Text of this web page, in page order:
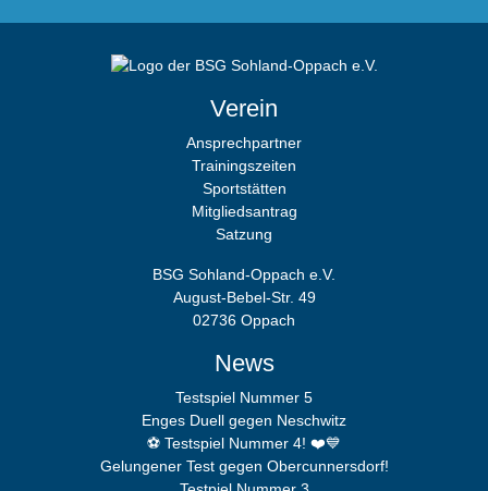
Verein
Ansprechpartner
Trainingszeiten
Sportstätten
Mitgliedsantrag
Satzung
BSG Sohland-Oppach e.V.
August-Bebel-Str. 49
02736 Oppach
News
Testspiel Nummer 5
Enges Duell gegen Neschwitz
⚽️ Testspiel Nummer 4! ❤️💙
Gelungener Test gegen Obercunnersdorf!